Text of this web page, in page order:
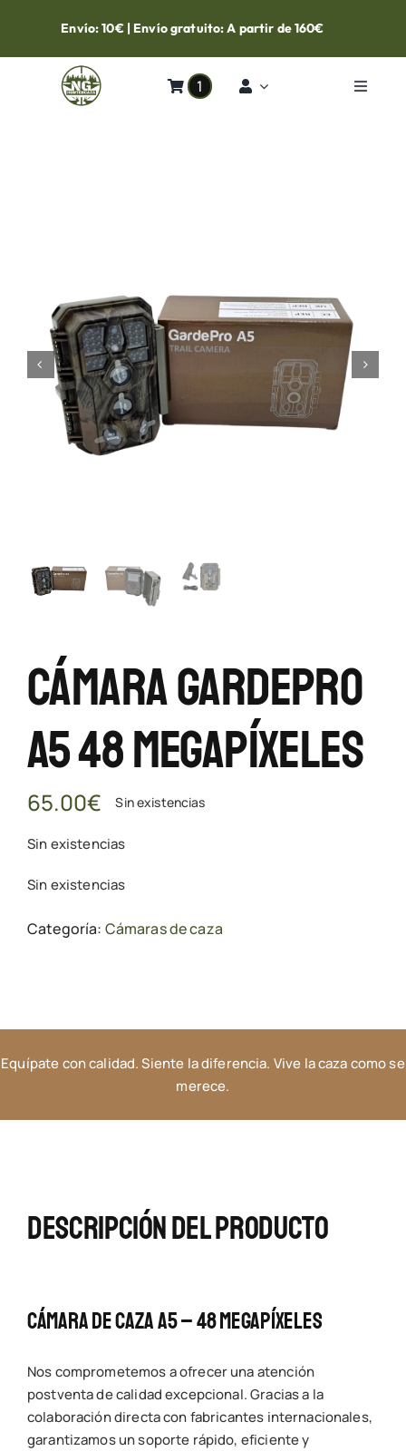
content
Envío: 10€ | Envío gratuito: A partir de 160€
1
Toggle
Cámara GardePro
A5 48 Megapíxeles
65.00€ Sin existencias
Sin existencias
Sin existencias
Categoría: Cámaras de caza
Equípate con calidad. Siente la diferencia. Vive la caza como se
merece.
Descripción Del Producto
Cámara De Caza A5 – 48 Megapíxeles
Nos comprometemos a ofrecer una atención
postventa de calidad excepcional. Gracias a la
colaboración directa con fabricantes internacionales,
garantizamos un soporte rápido, eficiente y